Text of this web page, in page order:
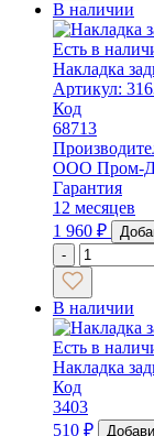
В наличии
Есть в
Накладка
Артикул:
Код
68713
ООО Пром-
Гарантия
12 месяцев
1 960 ₽
-
В наличии
Есть в
Накладка
Код
3403
510 ₽